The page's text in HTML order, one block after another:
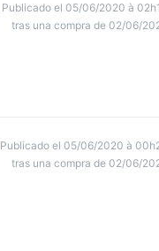
Publicado el 05/06/2020 à
tras una compra de 02/06/
Publicado el 05/06/2020 à
tras una compra de 02/06/